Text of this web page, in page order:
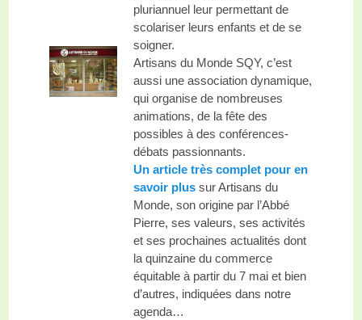
pluriannuel leur permettant de
scolariser leurs enfants et de se
soigner.
Artisans du Monde SQY, c’est
aussi une association dynamique,
qui organise de nombreuses
animations, de la fête des
possibles à des conférences-
débats passionnants.
Un article très complet pour en
savoir plus sur Artisans du
Monde, son origine par l’Abbé
Pierre, ses valeurs, ses activités
et ses prochaines actualités dont
la quinzaine du commerce
équitable à partir du 7 mai et bien
d’autres, indiquées dans notre
agenda…